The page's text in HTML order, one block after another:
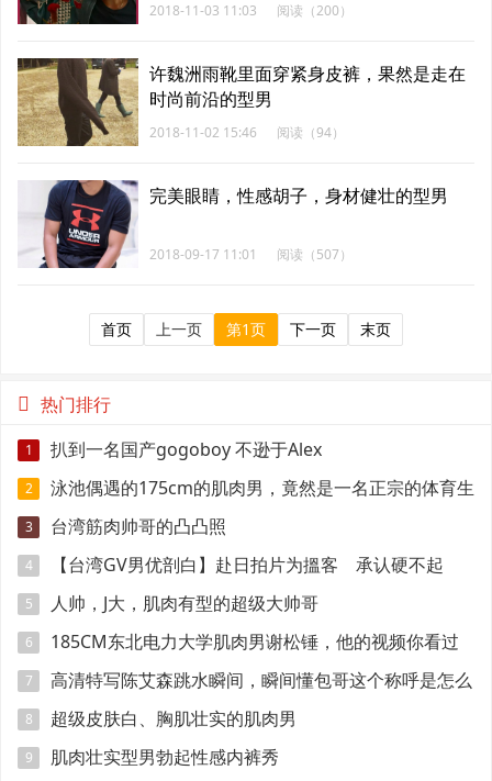
2018-11-03 11:03 阅读（200）
许魏洲雨靴里面穿紧身皮裤，果然是走在
时尚前沿的型男
2018-11-02 15:46 阅读（94）
完美眼睛，性感胡子，身材健壮的型男
2018-09-17 11:01 阅读（507）
首页 上一页 第1页 下一页 末页
热门排行
1 扒到一名国产gogoboy 不逊于Alex
2 泳池偶遇的175cm的肌肉男，竟然是一名正宗的体育生
3 台湾筋肉帅哥的凸凸照
4
【台湾GV男优剖白】赴日拍片为搵客 承认硬不起
来：但我还有性欲
5 人帅，J大，肌肉有型的超级大帅哥
6
185CM东北电力大学肌肉男谢松锤，他的视频你看过
吗
7
高清特写陈艾森跳水瞬间，瞬间懂包哥这个称呼是怎么
来的
8 超级皮肤白、胸肌壮实的肌肉男
9 肌肉壮实型男勃起性感内裤秀